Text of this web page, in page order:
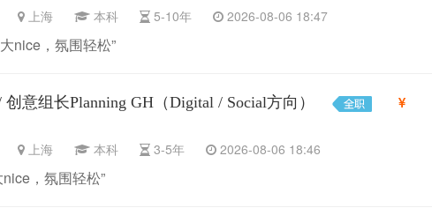
上海 本科 5-10年 2026-08-06 18:47
nice，氛围轻松”
创意组长Planning GH（Digital / Social方向）
上海 本科 3-5年 2026-08-06 18:46
，氛围轻松”